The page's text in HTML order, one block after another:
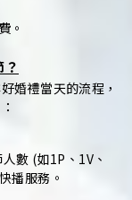
。
婚禮當天的流程，
數 (如1P、1V、
播服務。